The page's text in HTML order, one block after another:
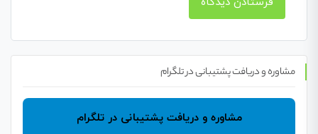
مشاوره و دریافت پشتیبانی در تلگرام
مشاوره و دریافت پشتیبانی در تلگرام